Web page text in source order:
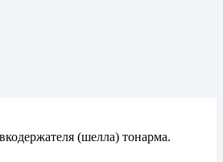
(шелла) тонарма.